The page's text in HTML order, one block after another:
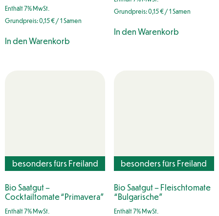
Enthält 7% MwSt.
Grundpreis:0,15€/ 1 Samen
In den Warenkorb
Grundpreis:0,15€/ 1 Samen
In den Warenkorb
besonders fürs Freiland
Bio Saatgut –
Cocktailtomate “Primavera”
Enthält 7% MwSt.
besonders fürs Freiland
Bio Saatgut – Fleischtomate
“Bulgarische”
Enthält 7% MwSt.